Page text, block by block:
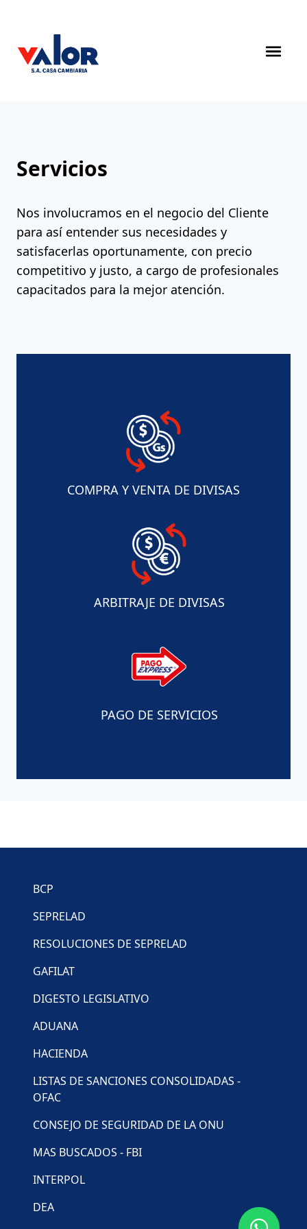
Servicios
Nos involucramos en el negocio del Cliente
para así entender sus necesidades y
satisfacerlas oportunamente, con precio
competitivo y justo, a cargo de profesionales
capacitados para la mejor atención.
COMPRA Y VENTA DE DIVISAS
ARBITRAJE DE DIVISAS
PAGO DE SERVICIOS
BCP
SEPRELAD
RESOLUCIONES DE SEPRELAD
GAFILAT
DIGESTO LEGISLATIVO
ADUANA
HACIENDA
LISTAS DE SANCIONES CONSOLIDADAS -
OFAC
CONSEJO DE SEGURIDAD DE LA ONU
MAS BUSCADOS - FBI
INTERPOL
DEA